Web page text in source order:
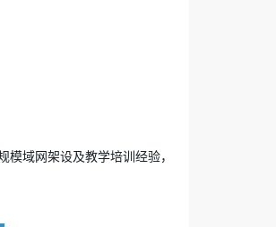
域网架设及教学培训经验，